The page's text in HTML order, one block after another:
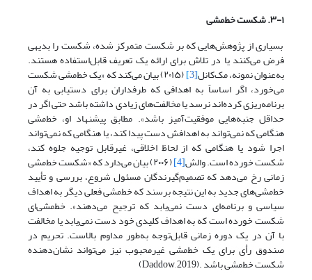
۳-۱. شکست خط‌‌‌‌مشی
بسیاری از پژوهش‌هایی که بر شکست متمرکز شده، شکست را بدیهی
فرض می‌کنند یا در تلاش برای ارائه یک تعریف قابل‌استفاده هستند.
به‌عنوان نمونه، مک‌کانل[3] (۲۰۱۵) بیان می‌کند که «یک خط‌‌‌‌مشی شکست
می‌خورد، اگر اساساً به اهدافی که طرفداران برای دستیابی به آن
برنامه‌ریزی کرده‌اند نرسد یا مخالفت‌های زیادی داشته باشد حتی اگر در
حداقل جنبه‌هایی موفقیت‌آمیز باشد». مطابق پیشنهاد او، خط‌‌‌‌مشی
هنگامی که نمی‌تواند به اهدافش دست پیدا کند، یا هنگامی که نمی‌‌‌‌تواند
اجرا شود یا هنگامی که از لحاظ اخلاقی، غیرقابل توجیه جلوه کند،
شکست خورده است. والش[4] (۲۰۰۶) بیان می‌دارد که «شکست خط‌مشی
زمانی رخ می‌دهد که تصمیم‌گیرندگان مسئول شروع، بررسی و تأیید
خط‌‌‌‌مشی‌های جدید به این نتیجه برسند که خط‌‌‌‌مشی فعلی دیگر به اهداف
سیاسی و برنامه‌ای دست نمی‌یابد که ترجیح می‌دهند». خط‌‌‌‌مشی‌‌‌‌ای
شکست خورده است که به اهداف کلیدی خود دست نمی‌‌‌‌یابد یا مخالفت
با آن در یک دوره زمانی قابل‌‌‌‌توجه به‌طور مداوم بالاست. تحریم در
صندوق رأی برای یک خط‌‌‌‌مشی غیرمحبوب نیز می‌تواند نشان‌‌‌‌دهنده
شکست خط‌‌‌‌مشی باشد .(Daddow, 2019)